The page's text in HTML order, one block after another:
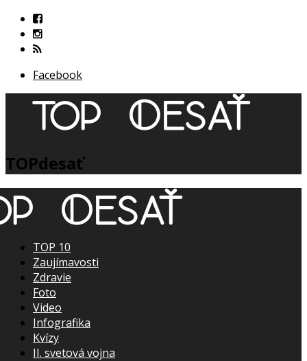
Facebook
TOPdesať
TOP 10
Zaujímavosti
Zdravie
Foto
Video
Infografika
Kvízy
II. svetová vojna